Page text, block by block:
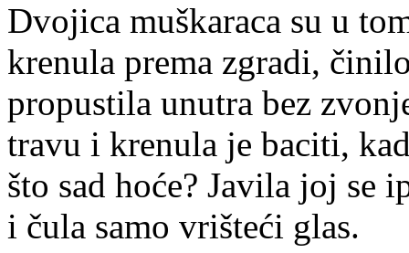
Dvojica muškaraca su u
krenula prema zgradi,
propustila unutra bez
travu i krenula je baciti,
što sad hoće? Javila joj se
i čula samo vrišteći glas.